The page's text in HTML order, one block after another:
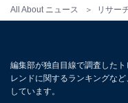
All About ニュース リサー
感じます（30歳女性
あり、気軽に行けない
編集部が独自目線で調査した
レンドに関するランキングな
しています。